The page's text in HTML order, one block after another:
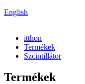
English
itthon
Termékek
Szcintillátor
Termékek